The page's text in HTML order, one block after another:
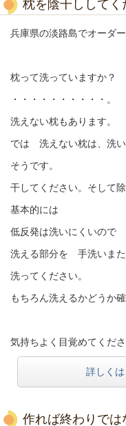
枕を陰干ししてく
兵庫県の淡路島でオーダ
枕って洗っていますか？
・・・・・・・・・・。
洗えない枕もあります。
では 洗えない枕は、洗い
そうです。
干してください。そして
基本的には
低反発は洗いにくいので
洗える部分を 手洗いま
洗ってください。
もちろん洗えるかどうか
気持ちよく目覚めてくださ
詳しく
作れば終わりでは